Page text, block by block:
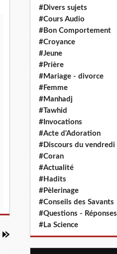
#Divers sujets
#Cours Audio
#Bon Comportement
#Croyance
#Jeune
#Prière
#Mariage - divorce
#Femme
#Manhadj
#Tawhid
#Invocations
#Acte d'Adoration
#Discours du vendredi
#Coran
#Actualité
#Hadits
#Pèlerinage
#Conseils des Savants
#Questions - Réponses
#La Science